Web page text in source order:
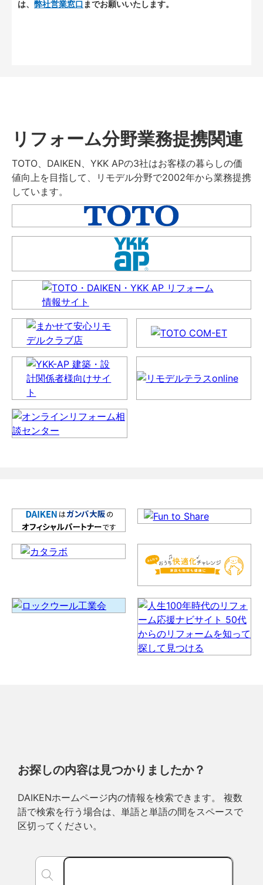
は、 弊社営業窓口 までお願いいたします。
リフォーム分野業務提携関連
TOTO、DAIKEN、YKK APの3社はお客様の暮らしの価
値向上を目指して、リモデル分野で2002年から業務提携
しています。
お探しの内容は見つかりましたか？
DAIKENホームページ内の情報を検索できます。 複数
語で検索を行う場合は、単語と単語の間をスペースで
区切ってください。